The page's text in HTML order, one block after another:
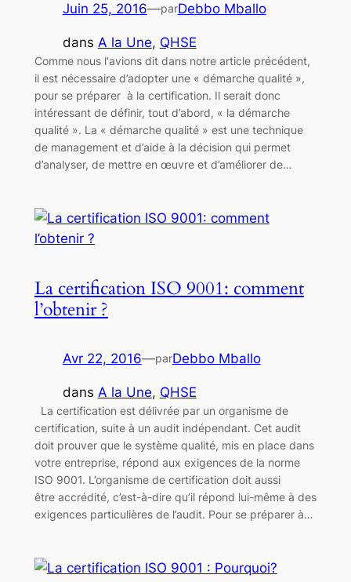
Juin 25, 2016—parDebbo Mballo
dans A la Une, QHSE
Comme nous l‘avions dit dans notre article précédent,
il est nécessaire d’adopter une « démarche qualité »,
pour se préparer à la certification. Il serait donc
intéressant de définir, tout d’abord, « la démarche
qualité ». La « démarche qualité » est une technique
de management et d’aide à la décision qui permet
d’analyser, de mettre en œuvre et d’améliorer de…
La certification ISO 9001: comment
l’obtenir ?
Avr 22, 2016—parDebbo Mballo
dans A la Une, QHSE
La certification est délivrée par un organisme de
certification, suite à un audit indépendant. Cet audit
doit prouver que le système qualité, mis en place dans
votre entreprise, répond aux exigences de la norme
ISO 9001. L’organisme de certification doit aussi
être accrédité, c’est-à-dire qu’il répond lui-même à des
exigences particulières de l’audit. Pour se préparer à…